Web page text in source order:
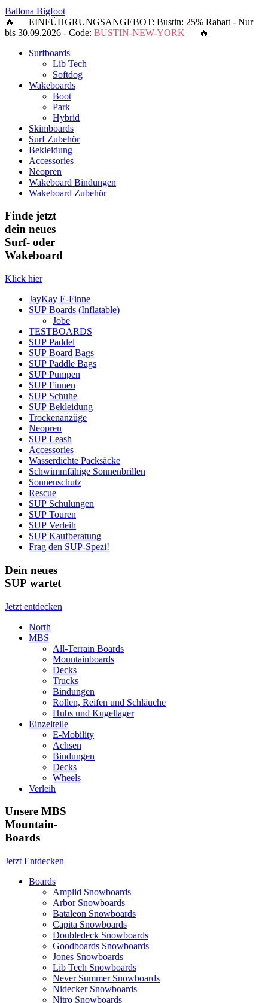
Ballona Bigfoot
🔥 EINFÜHGRUNGSANGEBOT: Bustin: 25% Rabatt - Nur
bis 30.09.2026 - Code: BUSTIN-NEW-YORK 🔥
Surfboards
Lib Tech
Softdog
Wakeboards
Boot
Park
Hybrid
Skimboards
Surf Zubehör
Bekleidung
Accessories
Neopren
Wakeboard Bindungen
Wakeboard Zubehör
Finde jetzt
dein neues
Surf- oder
Wakeboard
Klick hier
JayKay E-Finne
SUP Boards (Inflatable)
Jobe
TESTBOARDS
SUP Paddel
SUP Board Bags
SUP Paddle Bags
SUP Pumpen
SUP Finnen
SUP Schuhe
SUP Bekleidung
Trockenanzüge
Neopren
SUP Leash
Accessories
Wasserdichte Packsäcke
Schwimmfähige Sonnenbrillen
Sonnenschutz
Rescue
SUP Schulungen
SUP Touren
SUP Verleih
SUP Kaufberatung
Frag den SUP-Spezi!
Dein neues
SUP wartet
Jetzt entdecken
North
MBS
All-Terrain Boards
Mountainboards
Decks
Trucks
Bindungen
Rollen, Reifen und Schläuche
Hubs und Kugellager
Einzelteile
E-Mobility
Achsen
Bindungen
Decks
Wheels
Verleih
Unsere MBS
Mountain-
Boards
Jetzt Entdecken
Boards
Amplid Snowboards
Arbor Snowboards
Bataleon Snowboards
Capita Snowboards
Doubledeck Snowboards
Goodboards Snowboards
Jones Snowboards
Lib Tech Snowboards
Never Summer Snowboards
Nidecker Snowboards
Nitro Snowboards